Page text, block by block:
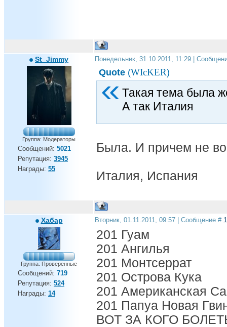
St_Jimmy
Группа: Модераторы
Сообщений: 5021
Репутация: 3945
Награды: 55
Понедельник, 31.10.2011, 11:29 |
Quote (WIcKER)
Такая тема была
А так Италия
Была. И причем не
Италия, Испания
Хабар
Группа: Проверенные
Сообщений: 719
Репутация: 524
Награды: 14
Вторник, 01.11.2011, 09:57 | Сообщение #
201 Гуам
201 Ангилья
201 Монтсеррат
201 Острова Кука
201 Американская
201 Папуа Новая
ВОТ ЗА КОГО